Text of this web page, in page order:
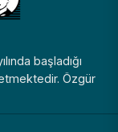
başladığı
Özgür